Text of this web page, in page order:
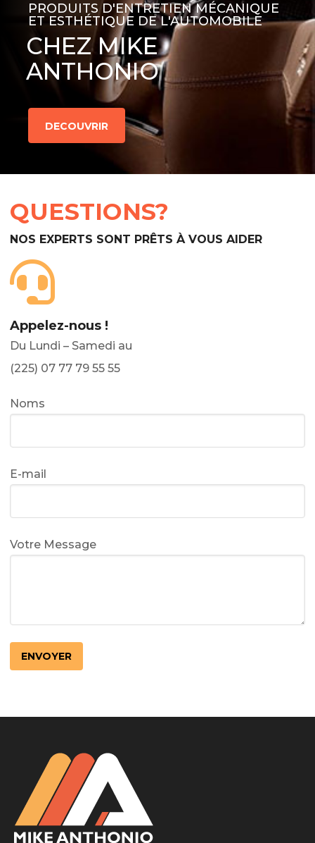
PRODUITS D'ENTRETIEN MÉCANIQUE
ET ESTHÉTIQUE DE L'AUTOMOBILE
CHEZ MIKE
ANTHONIO
DECOUVRIR
QUESTIONS?
NOS EXPERTS SONT PRÊTS À VOUS AIDER
Appelez-nous !
Du Lundi – Samedi au
(225) 07 77 79 55 55
Noms
E-mail
Votre Message
LotoMart
Бай Лото
escort barcelone
https://intimaties.net/es/category/woman-used-
used-panties-es/
eros houston
albanianescort